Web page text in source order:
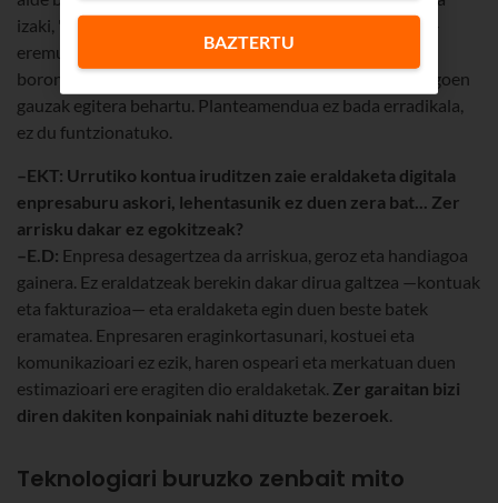
izaki, "haustura" beste irtenbiderik ez dago: erosotasun-
eremutik atera behar da jendea, eta seguruenik beren
borondatez egin nahi ez dituzten baina egin beharra dagoen
gauzak egitera behartu. Planteamendua ez bada erradikala,
ez du funtzionatuko.
–EKT: Urrutiko kontua iruditzen zaie eraldaketa digitala
enpresaburu askori, lehentasunik ez duen zera bat... Zer
arrisku dakar ez egokitzeak?
–E.D: Enpresa desagertzea da arriskua, geroz eta handiagoa
gainera. Ez eraldatzeak berekin dakar dirua galtzea —kontuak
eta fakturazioa— eta eraldaketa egin duen beste batek
eramatea. Enpresaren eraginkortasunari, kostuei eta
komunikazioari ez ezik, haren ospeari eta merkatuan duen
estimazioari ere eragiten dio eraldaketak. Zer garaitan bizi
diren dakiten konpainiak nahi dituzte bezeroek.
Teknologiari buruzko zenbait mito
BAZTERTU